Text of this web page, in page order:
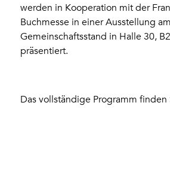
werden in Kooperation mit der
Buchmesse in einer Ausstellung
Gemeinschaftsstand in Halle 30,
präsentiert.
Das vollständige Programm finden